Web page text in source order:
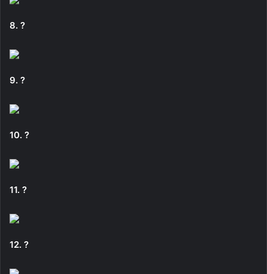
8. ?
9. ?
10. ?
11. ?
12. ?